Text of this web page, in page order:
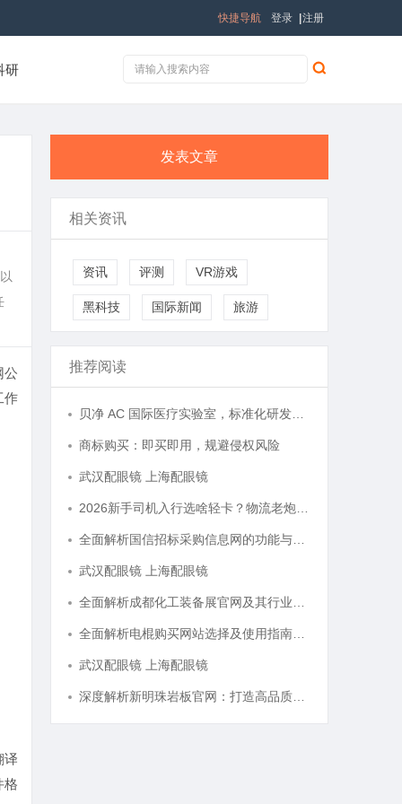
登录 注册
快捷导航
研
公
作
译
格
发表文章
相关资讯
资讯 评测 VR游戏
黑科技 国际新闻 旅游
推荐阅读
商标购买：即买即用，规避侵权风险
武汉配眼镜 上海配眼镜
武汉配眼镜 上海配眼镜
武汉配眼镜 上海配眼镜